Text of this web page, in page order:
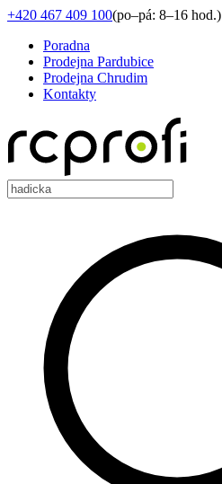
+420 467 409 100(po–pá: 8–16 hod.)
Poradna
Prodejna Pardubice
Prodejna Chrudim
Kontakty